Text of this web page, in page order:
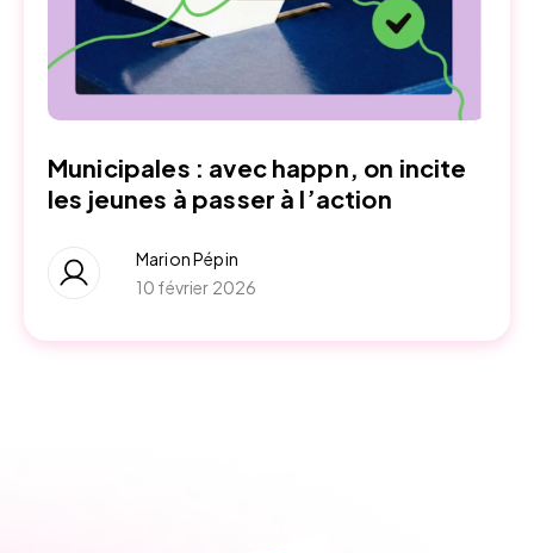
Municipales : avec happn, on incite
les jeunes à passer à l’action
Marion Pépin
10 février 2026